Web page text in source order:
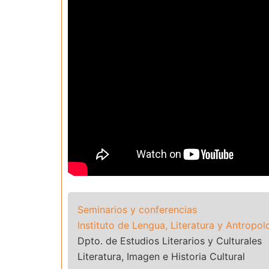
Seminarios y conferencias
Instituto de Lengua, Literatura y
Dpto. de Estudios Literarios y Culturales
Literatura, Imagen e Historia Cultural